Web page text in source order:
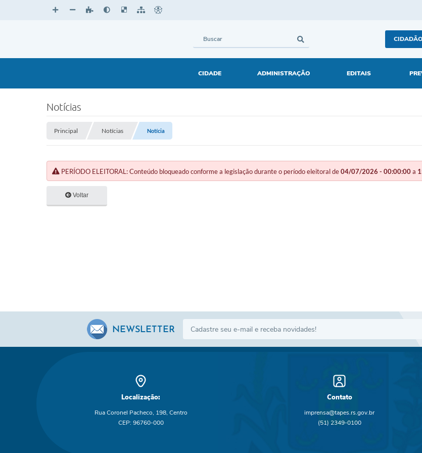
CIDADÃO
CIDADE ADMINISTRAÇÃO EDITAIS
Notícias
Principal Notícias Notícia
PERÍODO ELEITORAL: Conteúdo bloqueado conforme a legislação durante o período eleitoral de04/07/2026 - 00:00:00a
Voltar
NEWSLETTER
Localização:
Rua Coronel Pacheco, 198, Centro
CEP: 96760-000
Contato
imprensa@tapes.rs.gov.br
(51) 2349-0100